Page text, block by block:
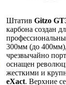
Штатив Gitzo
карбона создан
300мм (до
чрезвычайно
оснащен
жесткими и
eXact. Верхние